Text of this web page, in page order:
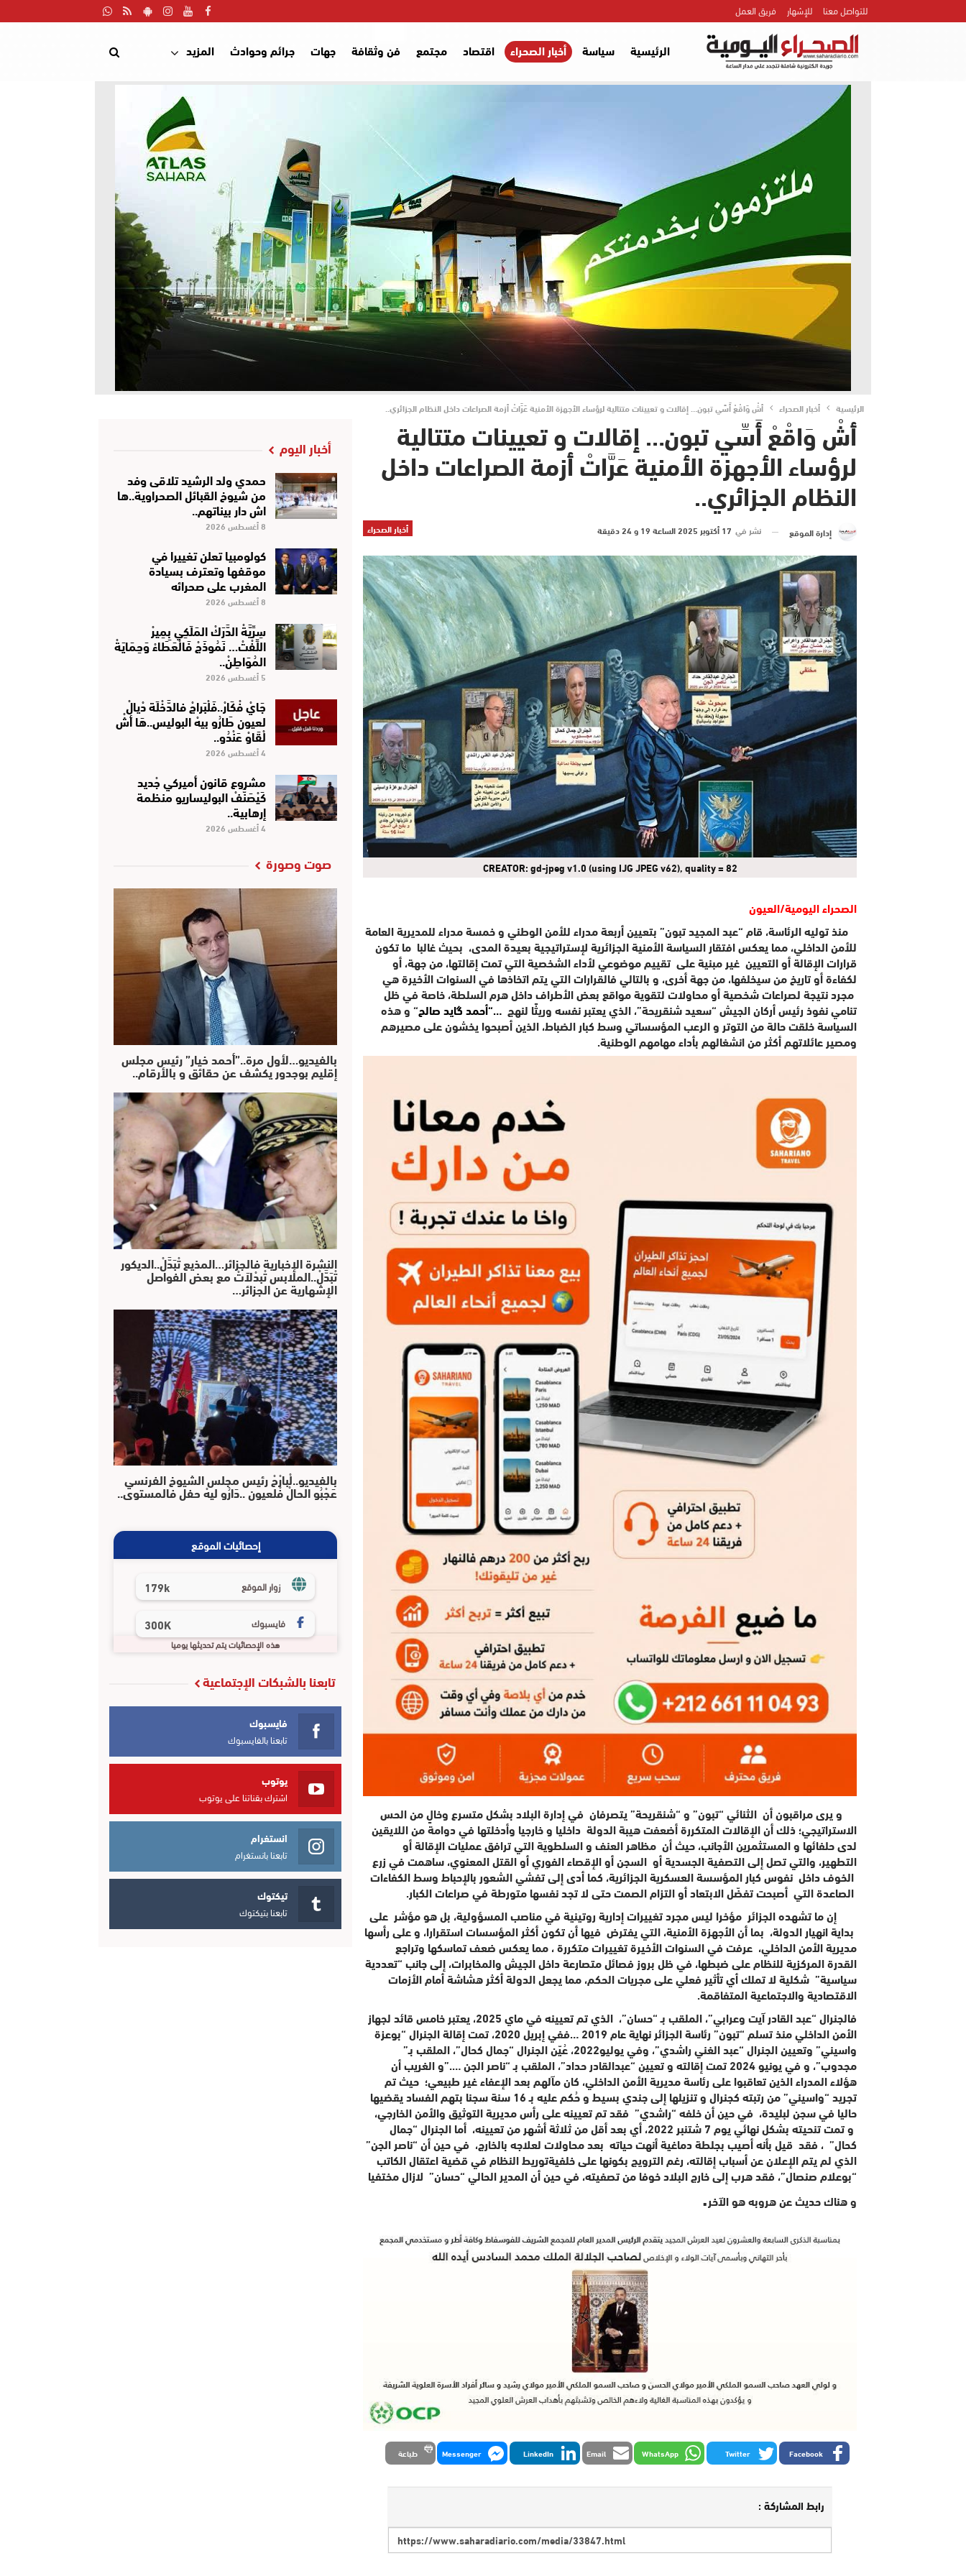
للتواصل معنا للإشهار فريق العمل
الرئيسية سياسة أخبار الصحراء اقتصاد مجتمع فن وثقافة جهات جرائم وحوادث المزيد
الرئيسية أخبار الصحراء أشْ وَاقْعْ أَسِّي تبون… إقالات و تعيينات متتالية لرؤساء الأجهزة الأمنية عَرَّاتْ أزمة الصراعات داخل النظام الجزائري..
أشْ وَاقْعْ أَسِّي تبون… إقالات و تعيينات متتالية
لرؤساء الأجهزة الأمنية عَرَّاتْ أزمة الصراعات داخل
النظام الجزائري..
أخبار الصحراء إدارة الموقع نشر في 17 أكتوبر 2025 الساعة 19 و 24 دقيقة
CREATOR: gd-jpeg v1.0 (using IJG JPEG v62), quality = 82
الصحراء اليومية/العيون
منذ توليه الرئاسة، قام “عبد المجيد تبون” بتعيين أربعة مدراء للأمن الوطني و خمسة مدراء للمديرية العامة
للأمن الداخلي، مما يعكس افتقار السياسة الأمنية الجزائرية لإستراتيجية بعيدة المدى، بحيث غالبا ما تكون
قرارات الإقالة أو التعيين غير مبنية على تقييم موضوعي لأداء الشخصية التي تمت إقالتها، من جهة، أو
لكفاءة أو تاريخ من سيخلفها، من جهة أخرى، و بالتالي فالقرارات التي يتم اتخاذها في السنوات الأخيرة هي
مجرد نتيجة لصراعات شخصية أو محاولات لتقوية مواقع بعض الأطراف داخل هرم السلطة، خاصة في ظل
تنامي نفوذ رئيس أركان الجيش “سعيد شنقريحة”، الذي يعتبر نفسه وريثًا لنهج “أحمد گايد صالح“… و هذه
السياسة خلقت حالة من التوتر و الرعب المؤسساتي وسط كبار الضباط، الذين أصبحوا يخشون على مصيرهم
ومصير عائلاتهم أكثر من انشغالهم بأداء مهامهم الوطنية.
و يرى مراقبون أن الثنائي “تبون” و “شنقريحة” يتصرفان في إدارة البلاد بشكل متسرع وخالٍ من الحس
الاستراتيجي؛ ذلك أن الإقالات المتكررة أضعفت هيبة الدولة داخليا و خارجيا وأدخلتها في دوامة من اللايقين
لدى حلفائها و المستثمرين الأجانب، حيث أن مظاهر العنف و السلطوية التي ترافق عمليات الإقالة أو
التطهير، والتي تصل إلى التصفية الجسدية أو السجن أو الإقصاء الفوري أو القتل المعنوي، ساهمت في زرع
الخوف داخل نفوس كبار المؤسسة العسكرية الجزائرية، كما أدى إلى تفشي الشعور بالإحباط وسط الكفاءات
الصاعدة التي أصبحت تفضّل الابتعاد أو التزام الصمت حتى لا تجد نفسها متورطة في صراعات الكبار.
إن ما تشهده الجزائر مؤخرا ليس مجرد تغييرات إدارية روتينية في مناصب المسؤولية، بل هو مؤشر على
بداية انهيار الدولة، بما أن الأجهزة الأمنية، التي يفترض فيها أن تكون أكثر المؤسسات استقرارا، و على رأسها
مديرية الأمن الداخلي، عرفت في السنوات الأخيرة تغييرات متكررة ، مما يعكس ضعف تماسكها وتراجع
القدرة المركزية للنظام على ضبطها، في ظل بروز فصائل متصارعة داخل الجيش والمخابرات، إلى جانب “تعددية
سياسية” شكلية لا تملك أي تأثير فعلي على مجريات الحكم، مما يجعل الدولة أكثر هشاشة أمام الأزمات
الاقتصادية والاجتماعية المتفاقمة.
فالجنرال “عبد القادر آيت وعرابي”، الملقب بـ “حسان”، الذي تم تعيينه في ماي 2025، يعتبر خامس قائد لجهاز
الأمن الداخلي منذ تسلم “تبون” رئاسة الجزائر نهاية عام 2019 … ففي إبريل 2020، تمت إقالة الجنرال “بوعزة
واسيني” وتعيين الجنرال “عبد الغني راشدي”، وفي يوليو2022، عُيّن الجنرال “جمال كحال”، الملقب بـ ”
مجدوب”، و في يونيو 2024 تمت إقالته و تعيين “عبدالقادر حداد”، الملقب بـ “ناصر الجن”.…و الغريب أن
هؤلاء المدراء الذين تعاقبوا على رئاسة مديرية الأمن الداخلي، كان مآلهم بعد الإعفاء غير طبيعي؛ حيث تم
تجريد “واسيني” من رتبته كجنرال و تنزيلها إلى جندي بسيط و حُكم عليه بـ 16 سنة سجنا بتهم الفساد يقضيها
حاليا في سجن لبليدة، في حين أن خلفه “راشدي” فقد تم تعيينه على رأس مديرية التوثيق والأمن الخارجي،
و تمت تنحيته بشكل نهائي يوم 7 شتنبر 2022، أي بعد أقل من ثلاثة أشهر من تعيينه، أما الجنرال “جمال
كحال” ، فقد قيل بأنه أصيب بجلطة دماغية أنهت حياته بعد محاولات لعلاجه بالخارج، في حين أن “ناصر الجن”
الذي لم يتم الإعلان عن أسباب إقالته، رغم الترويج بكونها على خلفيةتوريط النظام في قضية اعتقال الكاتب
“بوعلام صنصال”، فقد هرب إلى خارج البلاد خوفا من تصفيته، في حين أن المدير الحالي “حسان” لازال مختفيا
و هناك حديث عن هروبه هو الآخر.
Facebook
Twitter
WhatsApp
Email
LinkedIn
Messenger طباعة
رابط المشاركة :
أخبار اليوم
حمدي ولد الرشيد تلاقى وفد
من شيوخ القبائل الصحراوية..ها
اش دار بيناتهم..
8 أغسطس 2026
كولومبيا تعلن تغييرا في
موقفها وتعترف بسيادة
المغرب على صحرائه
8 أغسطس 2026
سِرِّيَّةْ الدَّرَكْ المَلَكِي بِمِيرْ
اللِّفْتْ… نَمُوذَجْ فَالْعَطَاءْ وَحِمَايَةْ
المُوَاطِنْ..
5 أغسطس 2026
جَايْ فْكَارْ..فَلْبَراجْ فالدَّخْلَة دْيالْ
لعيون طَارُو بيهْ البوليس..هَا أشْ
لْقَاوْ عَنْدُو..
4 أغسطس 2026
مشروع قانون أميركي جْديد
كَيْصَنَّفْ البوليساريو منظمة
إرهابية..
4 أغسطس 2026
صوت وصورة
بالفيديو…لأول مرة..”أحمد خيار” رئيس مجلس
إقليم بوجدور يكشف عن حقائق و بالأرقام..
النشرة الإخبارية فالجزائر…المذيع تْبَدَّلْ..الديكور
تْبَدَّلْ..الملابس تْبدْلاَتْ مع بعض الفواصل
الإشهارية عن الجزائر…
بالفيديو..لْبارْحْ رئيس مجلس الشيوخ الفرنسي
عَجْبُو الحالْ فْلعيون ..دَارُو ليهْ حفل فالمستوى..
إحصائيات الموقع
زوار الموقع 179k
فايسبوك 300K
هذه الإحصائيات يتم تحديثها يوميا
تابعنا بالشبكات الإجتماعية
فايسبوك
تابعنا بالفايسبوك
يوتوب
اشترك بقناتنا على يوتوب
انستغرام
تابعنا بانستغرام
تيكتوك
تابعنا بتيكتوك